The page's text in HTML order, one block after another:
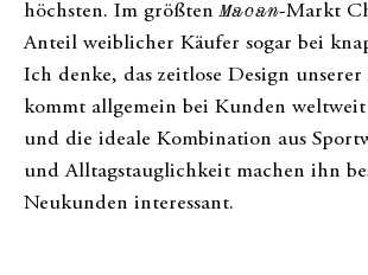
höchsten. Im größtenMacan-Markt
Anteil weiblicher Käufer sogar bei
Ich denke, das zeitlose Design unserer
kommt allgemein bei Kunden
und die ideale Kombination aus
und Alltagstauglichkeit machen ihn
Neukunden interessant.